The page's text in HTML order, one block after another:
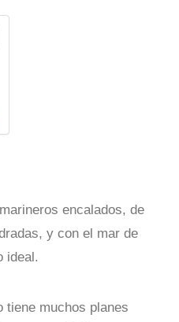
encalados, de
y con el mar de
ideal.
tiene muchos planes